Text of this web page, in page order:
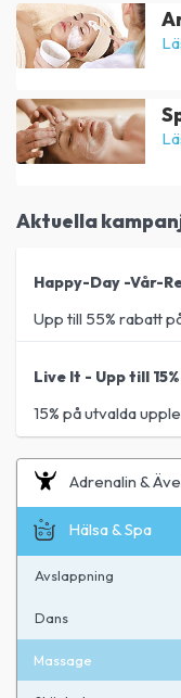
Aktuella
Happy-Day -Vår-
Upp till 55% rabatt
Live It - Upp till 15%
15% på utvalda
Adrenalin &
Hälsa & Spa
Avslappning
Dans
Massage